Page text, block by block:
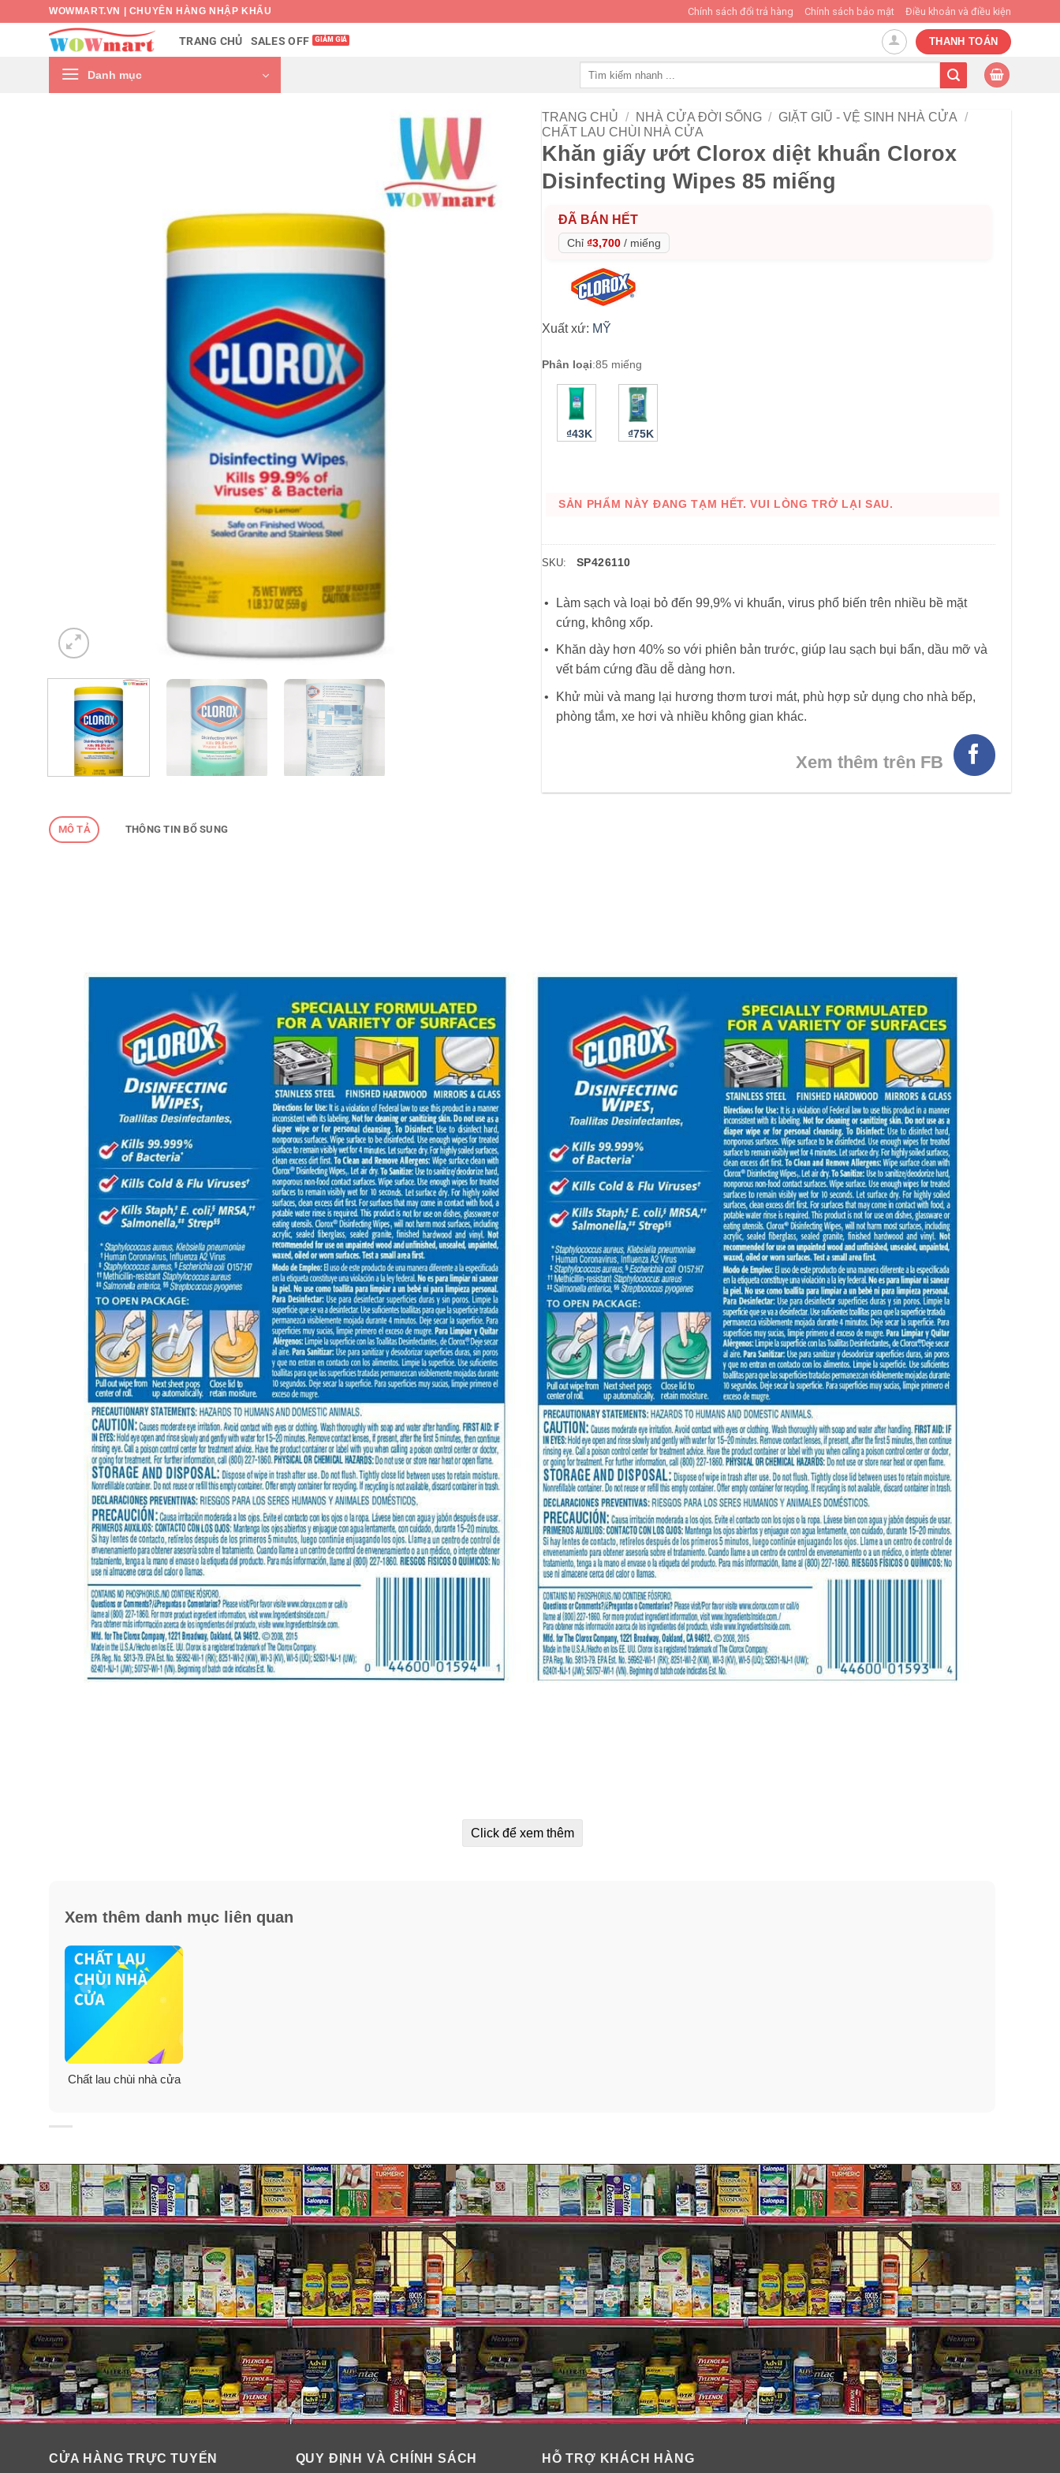
WOWMART.VN | CHUYÊN HÀNG NHẬP KHẨU Chính sách đổi trả hàng Chính sách bảo mật Điều khoản và điều kiện
TRANG CHỦ SALES OFF THANH TOÁN
Danh mục
HÌNH THẬT
TRANG CHỦ / NHÀ CỬA ĐỜI SỐNG / GIẶT GIŨ - VỆ SINH NHÀ CỬA /
CHẤT LAU CHÙI NHÀ CỬA
Khăn giấy ướt Clorox diệt khuẩn Clorox
Disinfecting Wipes 85 miếng
ĐÃ BÁN HẾT
Chỉ ₫3,700 / miếng
Xuất xứ: MỸ
Phân loại:85 miếng
₫43K ₫75K
SẢN PHẨM NÀY ĐANG TẠM HẾT. VUI LÒNG TRỞ LẠI SAU.
SKU: SP426110
Làm sạch và loại bỏ đến 99,9% vi khuẩn, virus phổ biến trên nhiều bề mặt
cứng, không xốp.
Khăn dày hơn 40% so với phiên bản trước, giúp lau sạch bụi bẩn, dầu mỡ và
vết bám cứng đầu dễ dàng hơn.
Khử mùi và mang lại hương thơm tươi mát, phù hợp sử dụng cho nhà bếp,
phòng tắm, xe hơi và nhiều không gian khác.
Xem thêm trên FB
MÔ TẢ THÔNG TIN BỔ SUNG
Clorox Disinfecting Wipes can take on bigger and tougher messes with the new and improved thicker wipe with two times the cleaning power compared to a wet paper
towel. They are 40% thicker than previous wipes for better durability and better particulate pickup with the same Clorox disinfecting power. Clean grease, soap scum and
Click để xem thêm
Xem thêm danh mục liên quan
Chất lau chùi nhà cửa
CỬA HÀNG TRỰC TUYẾN QUY ĐỊNH VÀ CHÍNH SÁCH HỖ TRỢ KHÁCH HÀNG